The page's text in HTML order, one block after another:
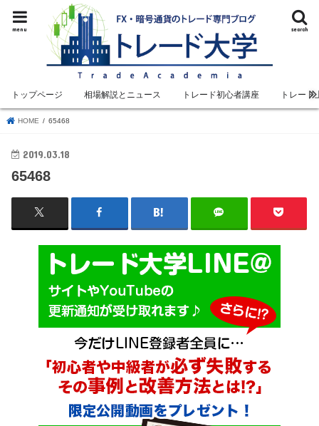
search
menu
トップページ 相場解説とニュース トレード初心者講座 トレード
HOME 65468
2019.03.18
65468